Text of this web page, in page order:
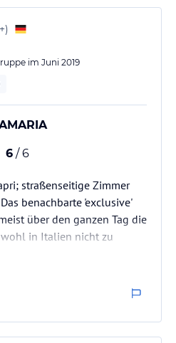
der Hotelinhaberin
und schrien „ no dog“.
)
im Juni 2019
6 / 6
straßenseitige Zimmer
benachbarte 'exclusive'
über den ganzen Tag die
wohl in Italien nicht zu